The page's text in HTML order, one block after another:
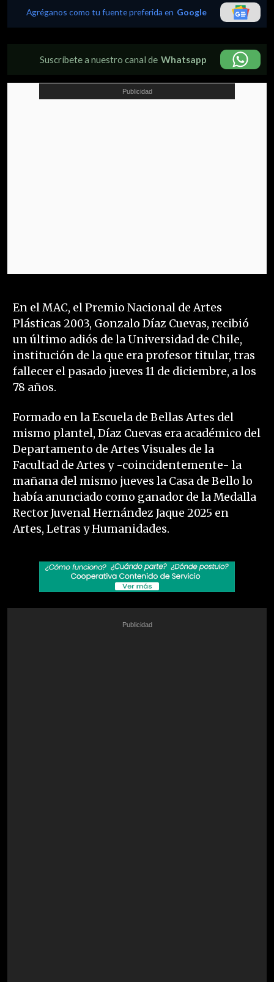
Agréganos como tu fuente preferida en Google
Suscríbete a nuestro canal de Whatsapp
En el MAC, el Premio Nacional de Artes
Plásticas 2003, Gonzalo Díaz Cuevas, recibió
un último adiós de la Universidad de Chile,
institución de la que era profesor titular, tras
fallecer el pasado jueves 11 de diciembre, a los
78 años.
Formado en la Escuela de Bellas Artes del
mismo plantel, Díaz Cuevas era académico del
Departamento de Artes Visuales de la
Facultad de Artes y -coincidentemente- la
mañana del mismo jueves la Casa de Bello lo
había anunciado como ganador de la Medalla
Rector Juvenal Hernández Jaque 2025 en
Artes, Letras y Humanidades.